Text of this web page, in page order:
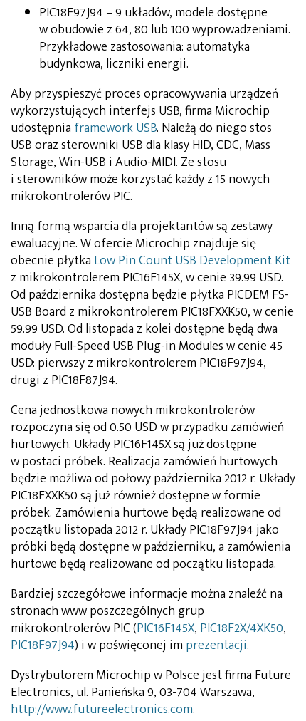
PIC18F97J94 – 9 układów, modele dostępne
w obudowie z 64, 80 lub 100 wyprowadzeniami.
Przykładowe zastosowania: automatyka
budynkowa, liczniki energii.
Aby przyspieszyć proces opracowywania urządzeń
wykorzystujących interfejs USB, firma Microchip
udostępnia framework USB. Należą do niego stos
USB oraz sterowniki USB dla klasy HID, CDC, Mass
Storage, Win-USB i Audio-MIDI. Ze stosu
i sterowników może korzystać każdy z 15 nowych
mikrokontrolerów PIC.
Inną formą wsparcia dla projektantów są zestawy
ewaluacyjne. W ofercie Microchip znajduje się
obecnie płytka Low Pin Count USB Development Kit
z mikrokontrolerem PIC16F145X, w cenie 39.99 USD.
Od października dostępna będzie płytka PICDEM FS-
USB Board z mikrokontrolerem PIC18FXXK50, w cenie
59.99 USD. Od listopada z kolei dostępne będą dwa
moduły Full-Speed USB Plug-in Modules w cenie 45
USD: pierwszy z mikrokontrolerem PIC18F97J94,
drugi z PIC18F87J94.
Cena jednostkowa nowych mikrokontrolerów
rozpoczyna się od 0.50 USD w przypadku zamówień
hurtowych. Układy PIC16F145X są już dostępne
w postaci próbek. Realizacja zamówień hurtowych
będzie możliwa od połowy października 2012 r. Układy
PIC18FXXK50 są już również dostępne w formie
próbek. Zamówienia hurtowe będą realizowane od
początku listopada 2012 r. Układy PIC18F97J94 jako
próbki będą dostępne w październiku, a zamówienia
hurtowe będą realizowane od początku listopada.
Bardziej szczegółowe informacje można znaleźć na
stronach www poszczególnych grup
mikrokontrolerów PIC (PIC16F145X, PIC18F2X/4XK50,
PIC18F97J94) i w poświęconej im prezentacji.
Dystrybutorem Microchip w Polsce jest firma Future
Electronics, ul. Panieńska 9, 03-704 Warszawa,
http://www.futureelectronics.com.